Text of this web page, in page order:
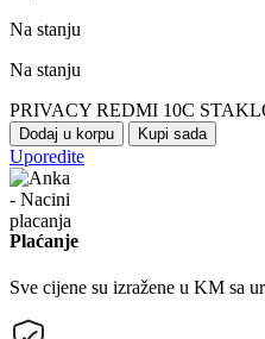
Na stanju
Na stanju
PRIVACY REDMI 10C
Dodaj u korpu Kupi sada
Uporedite
Plaćanje
Sve cijene su izražene u KM sa